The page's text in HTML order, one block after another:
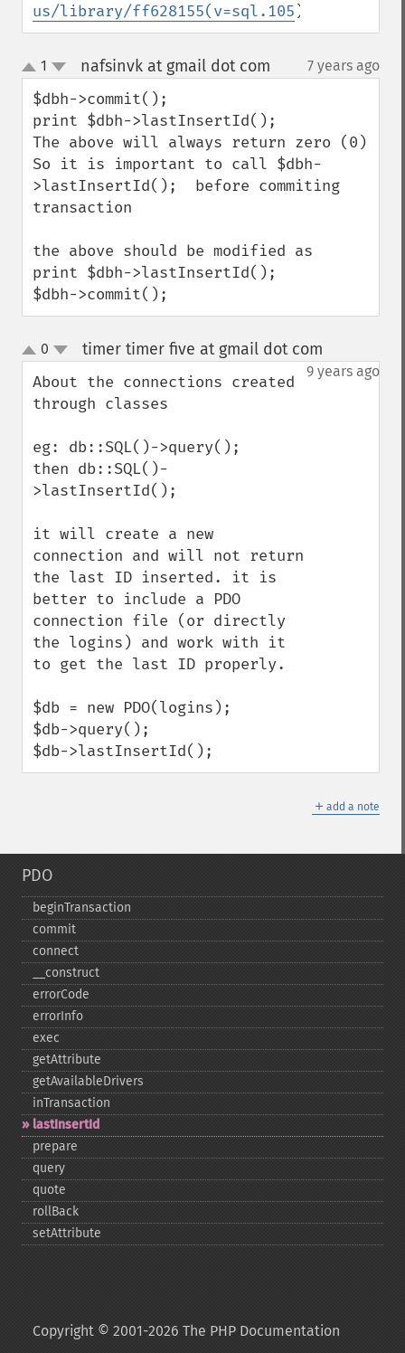
us/library/ff628155(v=sql.105 )
up
down
1 nafsinvk at gmail dot com 7 years ago
$dbh->commit();
print $dbh->lastInsertId();
The above will always return zero (0)
So it is important to call $dbh-
>lastInsertId();  before commiting
transaction
the above should be modified as
print $dbh->lastInsertId();
$dbh->commit();
up
down
0 timer timer five at gmail dot com
9 years ago
About the connections created
through classes
eg: db::SQL()->query();
then db::SQL()-
>lastInsertId();
it will create a new
connection and will not return
the last ID inserted. it is
better to include a PDO
connection file (or directly
the logins) and work with it
to get the last ID properly.
$db = new PDO(logins);
$db->query();
$db->lastInsertId();
＋ add a note
PDO
beginTransaction
commit
connect
_​_​construct
errorCode
errorInfo
exec
getAttribute
getAvailableDrivers
inTransaction
lastInsertId
prepare
query
quote
rollBack
setAttribute
Copyright © 2001-2026 The PHP Documentation